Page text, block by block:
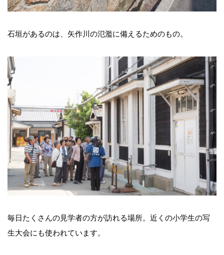
石垣があるのは、矢作川の氾濫に備えるためのもの。
毎日たくさんの見学者の方が訪れる場所。近くの小学生の写
生大会にも使われています。